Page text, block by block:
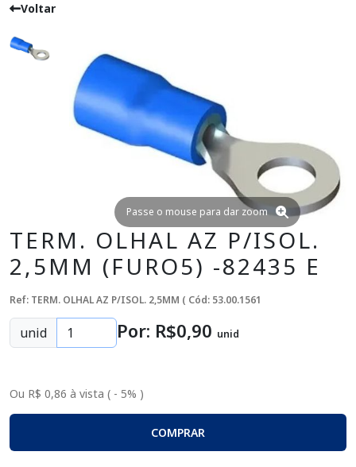
Voltar
Passe o mouse para dar zoom
TERM. OLHAL AZ P/ISOL.
2,5MM (FURO5) -82435 E
Ref: TERM. OLHAL AZ P/ISOL. 2,5MM ( Cód: 53.00.1561
unid Por: R$0,90 unid
Ou R$ 0,86 à vista ( - 5% )
COMPRAR